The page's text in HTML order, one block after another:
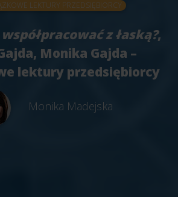
LEKTURY PRZEDSIĘBIORCY
z łaską?,
Monika Gajda –
lektury przedsiębiorcy
Monika Madejska